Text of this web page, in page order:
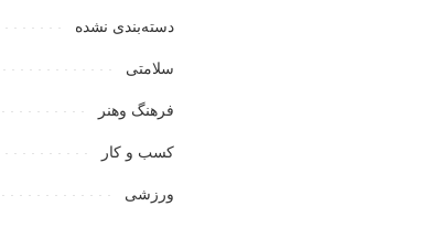
دسته‌بندی نشده
سلامتی
فرهنگ وهنر
کسب و کار
ورزشی